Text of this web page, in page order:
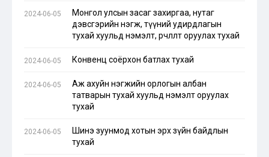
2024-06-05
Монгол улсын засаг захиргаа, нутаг
дэвсгэрийн нэгж, түүний удирдлагын
тухай хуульд нэмэлт, өөрчлөлт оруулах тухай
2024-06-05 Конвенц соёрхон батлах тухай
2024-06-05
Аж ахуйн нэгжийн орлогын албан
татварын тухай хуульд нэмэлт оруулах
тухай
2024-06-05
Шинэ зуунмод хотын эрх зүйн байдлын
тухай